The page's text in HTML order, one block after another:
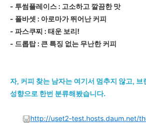
- 투썸플레이스 : 고소하고 깔끔한 맛
- 폴바셋 : 아로마가 뛰어난 커피
- 파스쿠찌 : 태운 보리!
- 드롭탑 : 큰 특징 없는 무난한 커피
자, 커피 찾는 남자는 여기서 멈추지 않고,
성향으로 한번 분류해봤습니다.
http://uset2-test.hosts.daum.net/